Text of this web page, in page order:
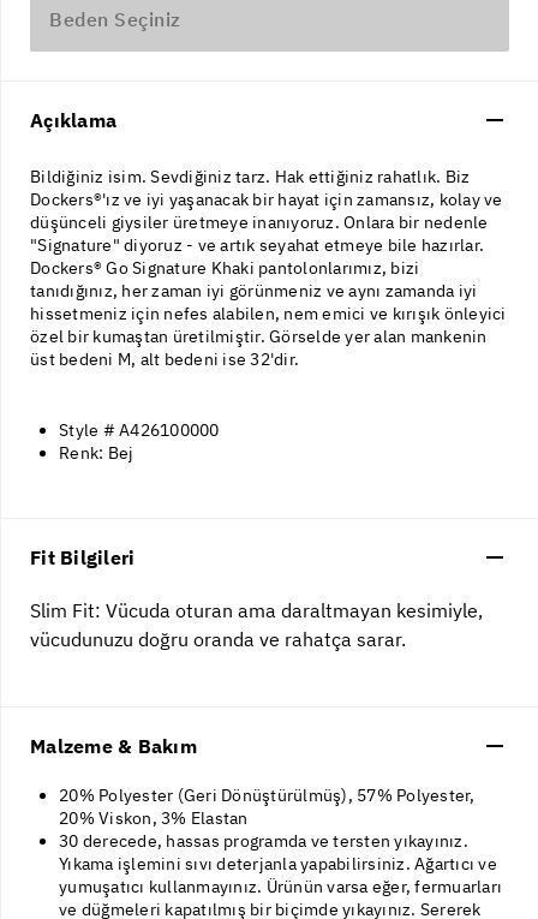
Beden Seçiniz
Açıklama
Bildiğiniz isim. Sevdiğiniz tarz. Hak ettiğiniz rahatlık. Biz
Dockers®'ız ve iyi yaşanacak bir hayat için zamansız, kolay ve
düşünceli giysiler üretmeye inanıyoruz. Onlara bir nedenle
"Signature" diyoruz - ve artık seyahat etmeye bile hazırlar.
Dockers® Go Signature Khaki pantolonlarımız, bizi
tanıdığınız, her zaman iyi görünmeniz ve aynı zamanda iyi
hissetmeniz için nefes alabilen, nem emici ve kırışık önleyici
özel bir kumaştan üretilmiştir. Görselde yer alan mankenin
üst bedeni M, alt bedeni ise 32'dir.
Style # A426100000
Renk: Bej
Fit Bilgileri
Slim Fit: Vücuda oturan ama daraltmayan kesimiyle,
vücudunuzu doğru oranda ve rahatça sarar.
Malzeme & Bakım
20% Polyester (Geri Dönüştürülmüş), 57% Polyester,
20% Viskon, 3% Elastan
30 derecede, hassas programda ve tersten yıkayınız.
Yıkama işlemini sıvı deterjanla yapabilirsiniz. Ağartıcı ve
yumuşatıcı kullanmayınız. Ürünün varsa eğer, fermuarları
ve düğmeleri kapatılmış bir biçimde yıkayınız. Sererek